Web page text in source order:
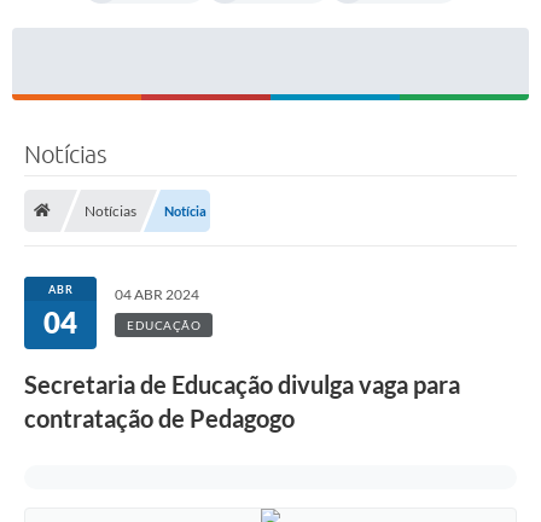
Notícias
Notícias Notícia
ABR
04
04 ABR 2024
EDUCAÇÃO
Secretaria de Educação divulga vaga para
contratação de Pedagogo